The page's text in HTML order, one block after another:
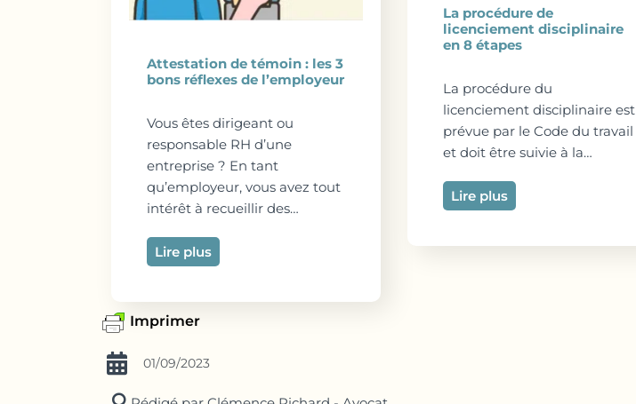
Attestation de témoin : les 3
bons réflexes de l’employeur
Vous êtes dirigeant ou
responsable RH d’une
entreprise ? En tant
qu’employeur, vous avez tout
intérêt à recueillir des…
Lire plus
La procédure de
licenciement disciplinaire
en 8 étapes
La procédure du
licenciement disciplinaire est
prévue par le Code du travail
et doit être suivie à la…
Lire plus
Imprimer
01/09/2023